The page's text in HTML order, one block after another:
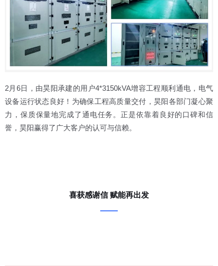
2月6日，由昊阳承建的用户4*3150kVA增容工程顺利通电，电气
设备运行状态良好！为确保工程高质量交付，昊阳各部门凝心聚
力，保质保量地完成了通电任务。正是依靠着良好的口碑和信
誉，昊阳赢得了广大客户的认可与信赖。
喜获感谢信 赋能再出发